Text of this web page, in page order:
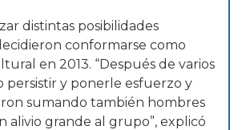
distintas posibilidades
conformarse como
en 2013. “Después de varios
persistir y ponerle esfuerzo y
sumando también hombres
alivio grande al grupo”, explicó